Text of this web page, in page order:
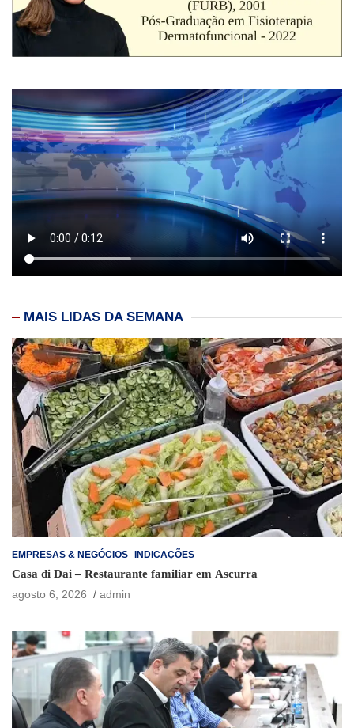
MAIS LIDAS DA SEMANA
EMPRESAS & NEGÓCIOS INDICAÇÕES
Casa di Dai – Restaurante familiar em Ascurra
agosto 6, 2026
admin